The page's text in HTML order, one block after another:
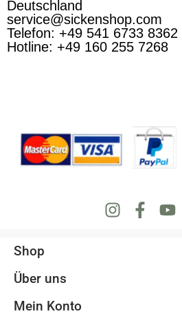
Deutschland
service@sickenshop.com
Telefon: +49 541 6733 8362
Hotline: +49 160 255 7268
Shop
Über uns
Mein Konto